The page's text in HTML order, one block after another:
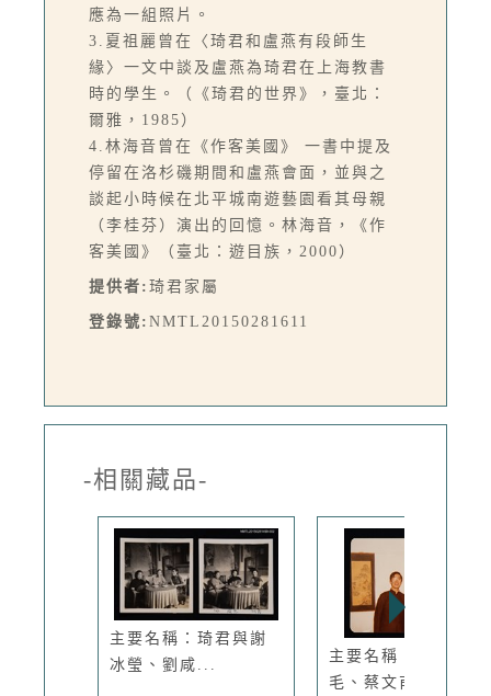
應為一組照片。
3.夏祖麗曾在〈琦君和盧燕有段師生
緣〉一文中談及盧燕為琦君在上海教書
時的學生。（《琦君的世界》，臺北：
爾雅，1985）
4.林海音曾在《作客美國》 一書中提及
停留在洛杉磯期間和盧燕會面，並與之
談起小時候在北平城南遊藝園看其母親
（李桂芬）演出的回憶。林海音，《作
客美國》（臺北：遊目族，2000）
提供者: 琦君家屬
登錄號: NMTL20150281611
-相關藏品-
主要名稱：琦君與謝
冰瑩、劉咸...
主要名稱：亮軒與三
毛、蔡文甫...